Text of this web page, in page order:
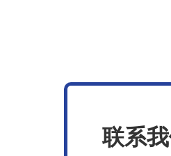
联系